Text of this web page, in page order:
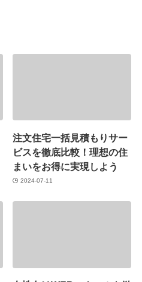
注文住宅一括見積もりサー
ビスを徹底比較！理想の住
まいをお得に実現しよう
2024-07-11